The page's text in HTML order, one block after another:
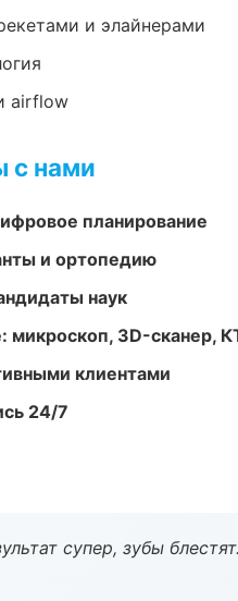
и элайнерами
airflow
с нами
планирование
и ортопедию
наук
микроскоп, 3D-сканер,
клиентами
24/7
супер, зубы